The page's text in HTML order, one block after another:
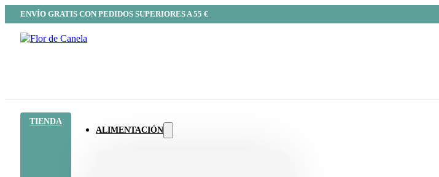
ENVÍO GRATIS CON PEDIDOS SUPERIORES A 55 €
TIENDA
ALIMENTACIÓN